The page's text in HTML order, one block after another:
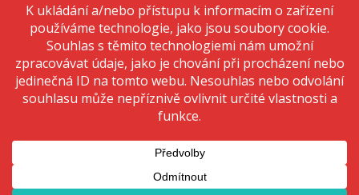
technologie, jako jsou soubory cookie. Děláme to, abychom zlepšili
zážitek z prohlížení a zobrazovali personalizované reklamy. Souhlas s
těmito technologiemi nám umožní zpracovávat údaje, jako je chování
při procházení nebo jedinečná ID na tomto webu. Nesouhlas nebo
odvolání souhlasu může nepříznivě ovlivnit určité vlastnosti a funkce.
Přijmout
Odmítnout
Zobrazit předvolby
SobotaZavřeno
Neděle Zavřeno
© 2020 Copyright - KRIŽAN - safetyshop